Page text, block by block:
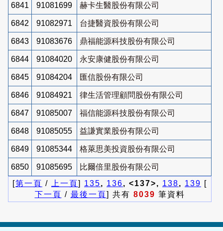
6841 91081699 赫卡生醫股份有限公司
6842 91082971 台捷醫資股份有限公司
6843 91083676 鼎福能源科技股份有限公司
6844 91084020 永安康健股份有限公司
6845 91084204 匯信股份有限公司
6846 91084921 律生活管理顧問股份有限公司
6847 91085007 福信能源科技股份有限公司
6848 91085055 益謙實業股份有限公司
6849 91085344 格萊思美投資股份有限公司
6850 91085695
比爾倍里股份有限公司
[第一頁 / 上一頁] 135, 136, <137>, 138, 139 [
下一頁 / 最後一頁] 共有 8039 筆資料